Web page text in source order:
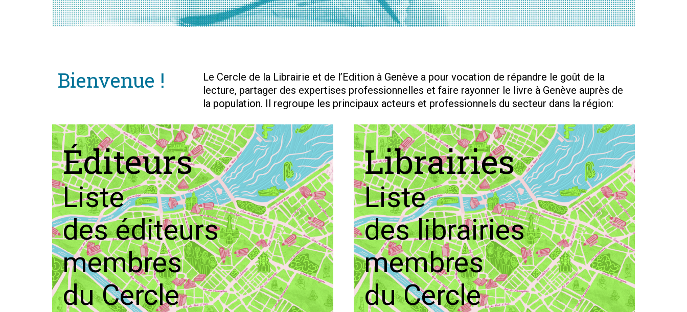
Bienvenue !
Le Cercle de la Librairie et de l’Edition à Genève a pour vocation de répandre le goût de la
lecture, partager des expertises professionnelles et faire rayonner le livre à Genève auprès de
la population. Il regroupe les principaux acteurs et professionnels du secteur dans la région:
Éditeurs
Liste
des éditeurs
membres
du Cercle
Librairies
Liste
des librairies
membres
du Cercle